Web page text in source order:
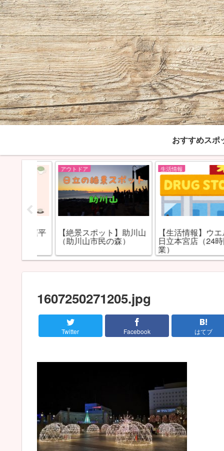
おすすめスポ
アウトドア
【絶景スポット】助川山
（助川山市民の森）
生活情報
【生活情報】ウエルシ
日立本宮店（24時間営
1607250271205.jpg
Twitter Facebook はてブ